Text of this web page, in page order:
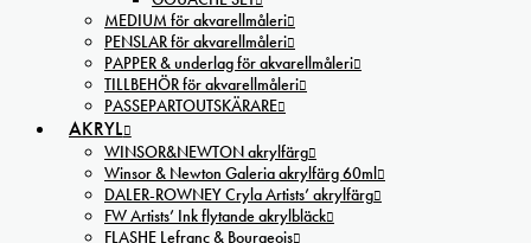
MEDIUM för akvarellmåleri
PENSLAR för akvarellmåleri
PAPPER & underlag för akvarellmåleri
TILLBEHÖR för akvarellmåleri
PASSEPARTOUTSKÄRARE
AKRYL
WINSOR&NEWTON akrylfärg
Winsor & Newton Galeria akrylfärg 60ml
DALER-ROWNEY Cryla Artists’ akrylfärg
FW Artists’ Ink flytande akrylbläck
FLASHE Lefranc & Bourgeois